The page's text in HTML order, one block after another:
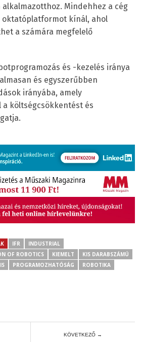
Mindehhez a cég
oktatóplatformot kínál, ahol
a számára megfelelő
és -kezelés iránya
és egyszerűbben
irányába, amely
költségcsökkentést és
IFR
INDUSTRIAL
OF ROBOTICS
KIEMELT
KIS DARABSZÁMÚ
PROGRAMOZHATÓSÁG
ROBOTIKA
KÖVETKEZŐ →